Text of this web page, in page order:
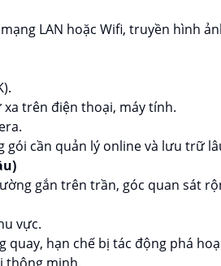
LAN hoặc Wifi, truyền hình
trên điện thoại, máy tính.
gói cần quản lý online và lưu trữ
gắn trên trần, góc quan sát
vực.
quay, hạn chế bị tác động phá